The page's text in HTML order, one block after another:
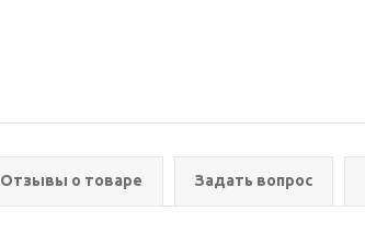
Отзывы о товаре Задать вопрос